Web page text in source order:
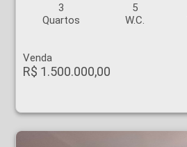
3
Quartos
5
W.C.
Venda
R$ 1.500.000,00